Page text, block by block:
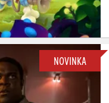
NOVINKA